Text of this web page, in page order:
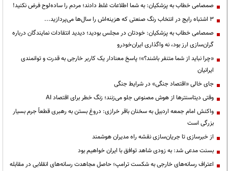
صمصامی خطاب به پزشکیان: به شما اطلاعات غلط دادند؛ مردم را ساده‌لوح فرض نکنید!
3 اشتباه رایج در انتخاب رنگ صنعتی که هزینه‌اش را سال‌ها می‌پردازید...
صمصامی خطاب به پزشکیان: خودتان در مجلس بودید؛ دیدید انتقادات نمایندگان درباره
گران‌سازی ارز بود، نه واگذاری ایران‌خودرو
«چرا نباید از شما متنفر باشند؟»؛ پاسخ معنادار یک کاربر خارجی به قدرت و توانمندی
ایرانیان
جای خالی «اقتصاد جنگی» در شرایط جنگی
وقتی دیتاسنترها از هوش مصنوعی جلو می‌زنند؛ زنگ خطر برای اقتصاد AI
واکنش امام جمعه اردبیل به سخنان باقر خرازی: دروغ بستن به رهبری قطعاً جرم بسیار
بزرگی است
از خبرسازی تا جریان‌سازی نقشه راه مدیران هوشمند
بسنت مدعی شد: به زودی شاهد توافق با ایران خواهیم بود
اعتراف رسانه‌های خارجی به شکست ترامپ؛ حاصل مجاهدت رسانه‌های انقلابی در مقابله